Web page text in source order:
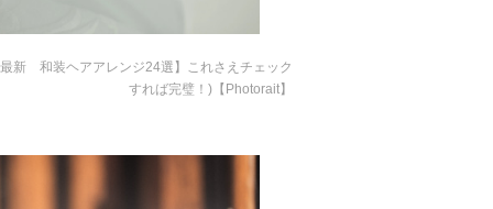
新 和装ヘアアレンジ24選】これさえチェック
すれば完璧！)【Photorait】